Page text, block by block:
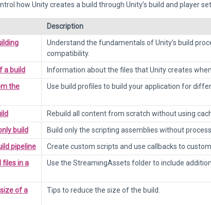
how Unity creates a build through Unity’s build and player
Description
Understand the fundamentals of Unity’s build
compatibility.
a build
Information about the files that Unity creates
the
Use build profiles to build your application for
Rebuild all content from scratch without using
build
Build only the scripting assemblies without
pipeline
Create custom scripts and use callbacks to
files in a
Use the StreamingAssets folder to include
of a
Tips to reduce the size of the build.